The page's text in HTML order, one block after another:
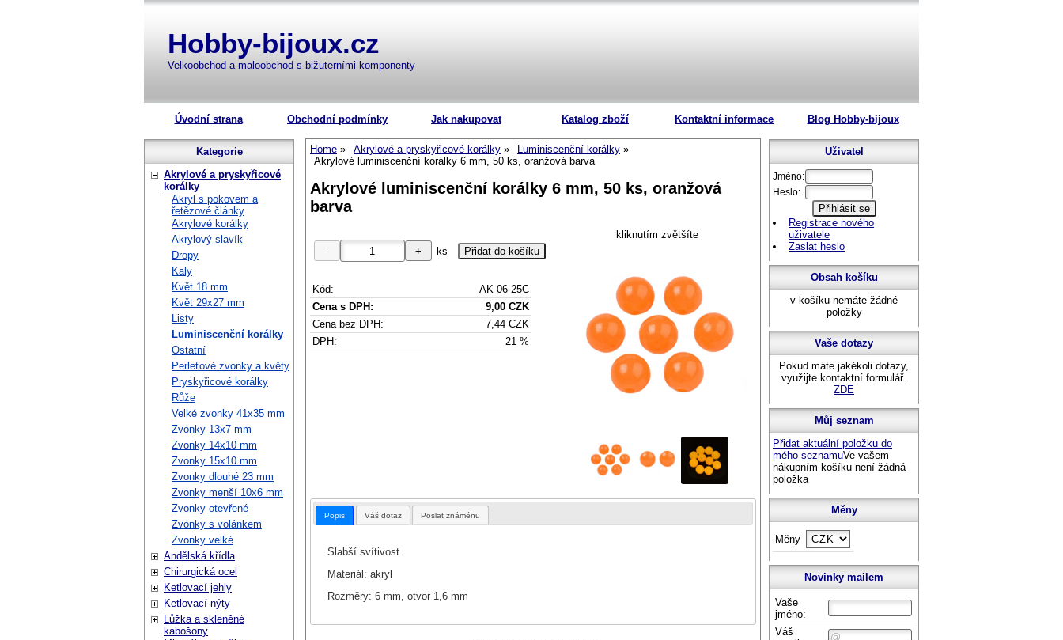
Hobby-bijoux.cz
Velkoobchod a maloobchod s bižuterními komponenty
Úvodní strana Obchodní podmínky Jak nakupovat Katalog zboží Kontaktní informace Blog Hobby-bijoux
Home Akrylové a pryskyřicové korálky
Luminiscenční korálky
Akrylové luminiscenční korálky 6 mm, 50 ks, oranžová barva
Akrylové luminiscenční korálky 6 mm, 50 ks, oranžová
barva
kliknutím zvětšíte
ks
Kód:
AK-06-25C
Cena s DPH:
9,00 CZK
Cena bez DPH:
7,44 CZK
DPH:
21 %
Popis Váš dotaz Poslat známénu
Slabší svítivost.
Materiál: akryl
Rozměry: 6 mm, otvor 1,6 mm
Kategorie
Akrylové a pryskyřicové
korálky
Akryl s pokovem a
řetězové články
Akrylové korálky
Akrylový slavík
Dropy
Kaly
Květ 18 mm
Květ 29x27 mm
Listy
Luminiscenční korálky
Ostatní
Perleťové zvonky a květy
Pryskyřicové korálky
Růže
Velké zvonky 41x35 mm
Zvonky 13x7 mm
Zvonky 14x10 mm
Zvonky 15x10 mm
Zvonky dlouhé 23 mm
Zvonky menší 10x6 mm
Zvonky otevřené
Zvonky s volánkem
Zvonky velké
Andělská křídla
Chirurgická ocel
Ketlovací jehly
Ketlovací nýty
Lůžka a skleněné
kabošony
Uživatel
Jméno:
Heslo:
Registrace nového
uživatele
Zaslat heslo
Obsah košíku
v košíku nemáte žádné
položky
Vaše dotazy
Pokud máte jakékoli dotazy,
využijte kontaktní formulář.
ZDE
Můj seznam
Přidat aktuální položku do
mého seznamuVe vašem
nákupním košíku není žádná
položka
Měny
Měny
Novinky mailem
Vaše
jméno:
Váš